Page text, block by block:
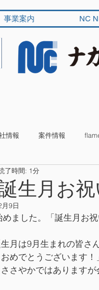
事業案内 NC
情報 案件情報
生月お祝
了時間: 1分
9日
ました。「誕生月お祝
月は9月生まれの皆さん
めでとうございます！
さやかではありますが